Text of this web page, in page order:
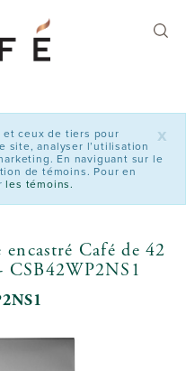
x
ceux de tiers pour
site, analyser l’utilisation
En naviguant sur le
de témoins. Pour en
les témoins.
Café de 42